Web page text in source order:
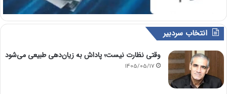
انتخاب سردبیر
وقتی نظارت نیست؛ پاداش به زیان‌دهی طبیعی می‌شود
1405/05/17